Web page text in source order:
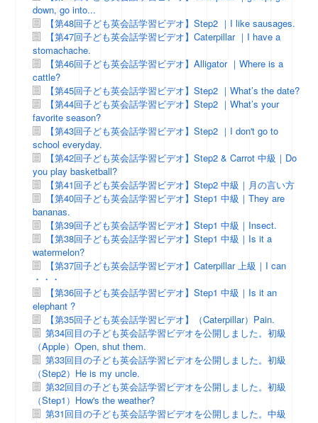
down, go into...
【第48回子ども英会話学習ビデオ】Step2 ｜I like sausages.
【第47回子ども英会話学習ビデオ】Caterpillar ｜I have a
stomachache.
【第46回子ども英会話学習ビデオ】Alligator ｜Where is a
cattle?
【第45回子ども英会話学習ビデオ】Step2 ｜What’s the date?
【第44回子ども英会話学習ビデオ】Step2 ｜What’s your
favorite season?
【第43回子ども英会話学習ビデオ】Step2 ｜I don't go to
school everyday.
【第42回子ども英会話学習ビデオ】Step2 & Carrot 中級｜Do
you play basketball?
【第41回子ども英会話学習ビデオ】Step2 中級｜月の言い方
【第40回子ども英会話学習ビデオ】Step1 中級｜They are
bananas.
【第39回子ども英会話学習ビデオ】Step1 中級｜Insect.
【第38回子ども英会話学習ビデオ】Step1 中級｜Is it a
watermelon?
【第37回子ども英会話学習ビデオ】Caterpillar 上級｜I can
・・・
【第36回子ども英会話学習ビデオ】Step1 中級｜Is it an
elephant ?
【第35回子ども英会話学習ビデオ】（Caterpillar）Pain.
第34回目の子ども英会話学習ビデオを公開しました。初級
（Apple）Open, shut them.
第33回目の子ども英会話学習ビデオを公開しました。初級
（Step2）He is my uncle.
第32回目の子ども英会話学習ビデオを公開しました。初級
（Step1）How's the weather?
第31回目の子ども英会話学習ビデオを公開しました。中級